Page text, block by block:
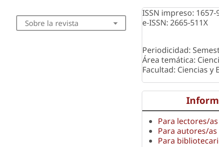
Sobre la revista
ISSN impreso: 1657-
e-ISSN: 2665-511X
Periodicidad:
Área temática:
Facultad: Ciencias y
Para lectores/as
Para autores/as
Para